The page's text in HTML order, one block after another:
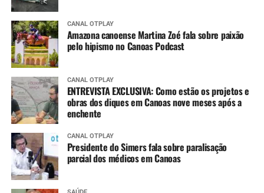
CANAL OTPLAY
Amazona canoense Martina Zoé fala sobre paixão
pelo hipismo no Canoas Podcast
CANAL OTPLAY
ENTREVISTA EXCLUSIVA: Como estão os projetos e
obras dos diques em Canoas nove meses após a
enchente
CANAL OTPLAY
Presidente do Simers fala sobre paralisação
parcial dos médicos em Canoas